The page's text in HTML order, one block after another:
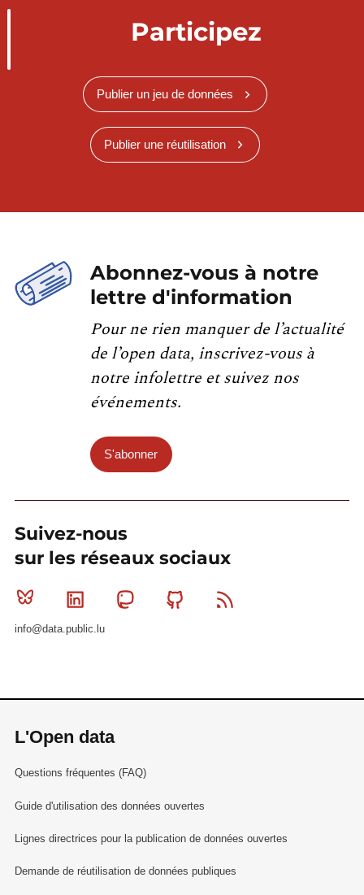
Participez
Publier un jeu de données
Publier une réutilisation
Abonnez-vous à notre
lettre d'information
Pour ne rien manquer de l’actualité
de l’open data, inscrivez-vous à
notre infolettre et suivez nos
événements.
S'abonner
Suivez-nous
sur les réseaux sociaux
Bluesky Linkedin MastodonGithub
info@data.public.lu
L'Open data
Questions fréquentes (FAQ)
Guide d'utilisation des données ouvertes
Lignes directrices pour la publication de données ouvertes
Demande de réutilisation de données publiques